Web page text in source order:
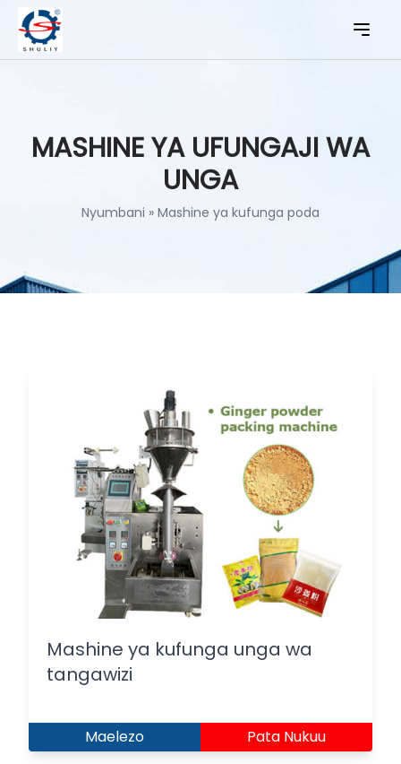
MASHINE YA UFUNGAJI WA
UNGA
Nyumbani » Mashine ya kufunga poda
Mashine ya kufunga unga wa
tangawizi
Maelezo Pata Nukuu